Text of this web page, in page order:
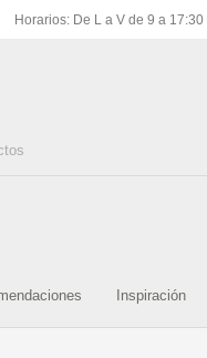
Horarios: De L a V de 9 a
Inspiración
LADRILLO DE VIDRIO